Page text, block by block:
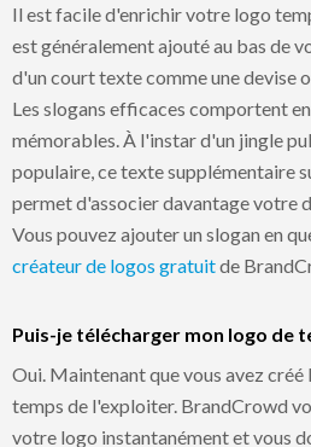
Il est facile d'enrichir votre logo
est généralement ajouté au bas de
d'un court texte comme une devise
Les slogans efficaces comportent
mémorables. À l'instar d'un jingle
populaire, ce texte supplémentaire
permet d'associer davantage votre
Vous pouvez ajouter un slogan en
créateur de logos gratuitde
Puis-je télécharger mon logo de
Oui. Maintenant que vous avez
temps de l'exploiter. BrandCrowd
votre logo instantanément et vous